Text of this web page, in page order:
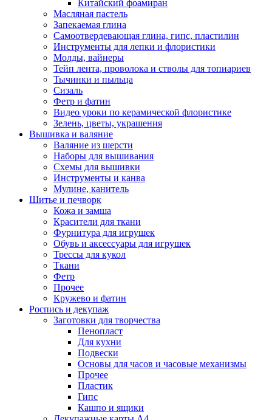
Китайский фоамиран
Масляная пастель
Запекаемая глина
Самоотвердевающая глина, гипс, пластилин
Инструменты для лепки и флористики
Молды, вайнеры
Тейп лента, проволока и стволы для топиариев
Тычинки и пыльца
Сизаль
Фетр и фатин
Видео уроки по керамической флористике
Зелень, цветы, украшения
Вышивка и валяние
Валяние из шерсти
Наборы для вышивания
Схемы для вышивки
Инструменты и канва
Мулине, канитель
Шитье и печворк
Кожа и замша
Красители для ткани
Фурнитура для игрушек
Обувь и аксессуары для игрушек
Трессы для кукол
Ткани
Фетр
Прочее
Кружево и фатин
Роспись и декупаж
Заготовки для творчества
Пенопласт
Для кухни
Подвески
Основы для часов и часовые механизмы
Прочее
Пластик
Гипс
Кашпо и ящики